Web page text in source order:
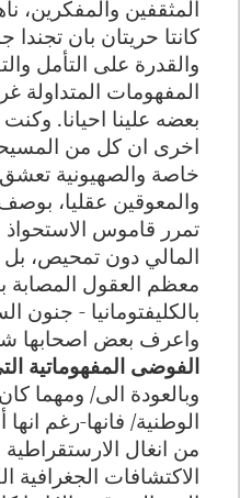
المثقفين والمفكرين،
كانتا حريتان بان
والقدرة على التأمل
المفهومات المتداولة
بعضه علينا احيانا.
اخرى ان كل من
خاصة والصهيونية
والمعوقين عقليا،
تمرر قاموس
المالي دون تمحيص،
معظم العقول المصابة
بالكليفتومانيا - جنون
واعرف بعض اصحابها
الفوضى المفهوماتية
وبالعودة الى/ ومهما
الوطنية/ فانها-رغم
من انغال الارستقراطية
الاكتشافات